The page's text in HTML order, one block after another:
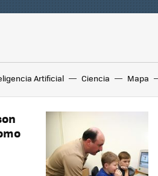
Artificial Ciencia Mapa